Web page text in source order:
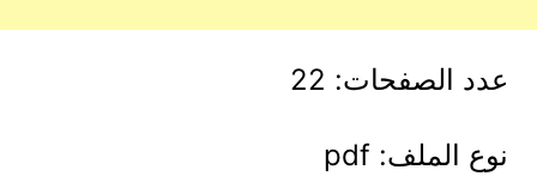
عدد الصفحات: 22
نوع الملف: pdf